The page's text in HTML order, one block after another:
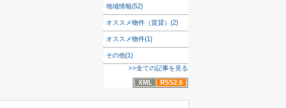
地域情報(52)
オススメ物件（賃貸）(2)
オススメ物件(1)
その他(1)
>>全ての記事を見る
XML
RSS2.0